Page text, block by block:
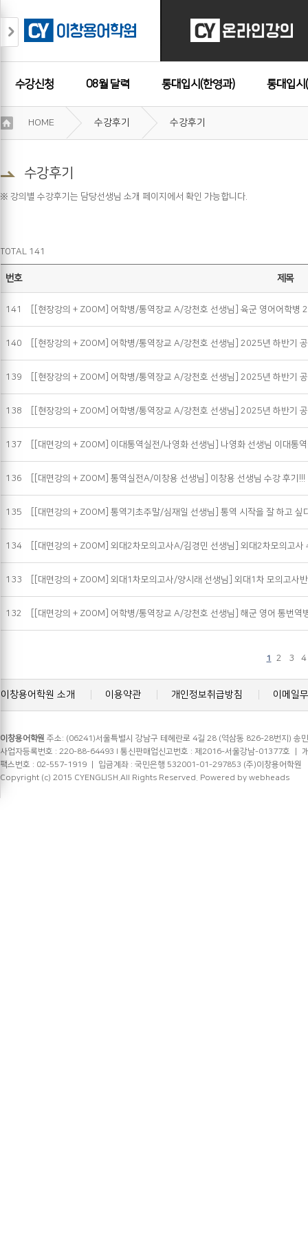
수강신청 08월 달력 통대입시(한영과) 통대입시
수강후기
용
약
개
보
기
HOME 수강후기 수강후기
수강후기
※ 강의별 수강후기는 담당선생님 소개 페이지에서 확인 가능합니다.
TOTAL 141
번호 제목
141 [[현장강의 + ZOOM] 어학병/통역장교 A/강천호 선생님] 육군 영어어학
140 [[현장강의 + ZOOM] 어학병/통역장교 A/강천호 선생님] 2025년 하반기
139 [[현장강의 + ZOOM] 어학병/통역장교 A/강천호 선생님] 2025년 하반기
138 [[현장강의 + ZOOM] 어학병/통역장교 A/강천호 선생님] 2025년 하반기
137 [[대면강의 + ZOOM] 이대통역실전/나영화 선생님] 나영화 선생님 이대통
136 [[대면강의 + ZOOM] 통역실전A/이창용 선생님] 이창용 선생님 수강 후기!!!
135 [[대면강의 + ZOOM] 통역기초주말/심재일 선생님] 통역 시작을 잘 하고 싶
134 [[대면강의 + ZOOM] 외대2차모의고사A/김경민 선생님] 외대2차모의고사
133 [[대면강의 + ZOOM] 외대1차모의고사/양시래 선생님] 외대1차 모의고사
132 [[대면강의 + ZOOM] 어학병/통역장교 A/강천호 선생님] 해군 영어 통번
1 2 3 4
이창용어학원 소개 이용약관 개인정보취급방침 이메일
이창용어학원 주소: (06241)서울특별시 강남구 테헤란로 4길 28 (역삼동 826-28번지) 송
사업자등록번호 : 220-88-64493 l 통신판매업신고번호 : 제2016-서울강남-01377호
팩스번호 : 02-557-1919 ㅣ 입금계좌 : 국민은행 532001-01-297853 (주)이창용어학원
Copyright (c) 2015 CYENGLISH.All Rights Reserved. Powered by webheads